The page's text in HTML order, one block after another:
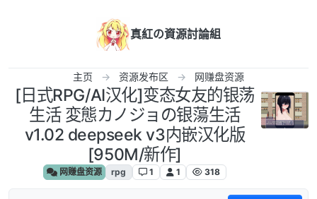
真紅の資源討論組
主页 资源发布区 网赚盘资源
[日式RPG/AI汉化]变态女友的银荡
生活 変態カノジョの银蕩生活
v1.02 deepseek v3内嵌汉化版
[950M/新作]
网赚盘资源 rpg 1 1 318